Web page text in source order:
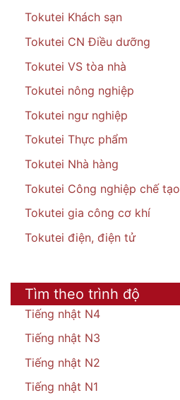
Tokutei Khách sạn
Tokutei CN Điều dưỡng
Tokutei VS tòa nhà
Tokutei nông nghiệp
Tokutei ngư nghiệp
Tokutei Thực phẩm
Tokutei Nhà hàng
Tokutei Công nghiệp chế tạo
Tokutei gia công cơ khí
Tokutei điện, điện tử
Tìm theo trình độ
Tiếng nhật N4
Tiếng nhật N3
Tiếng nhật N2
Tiếng nhật N1